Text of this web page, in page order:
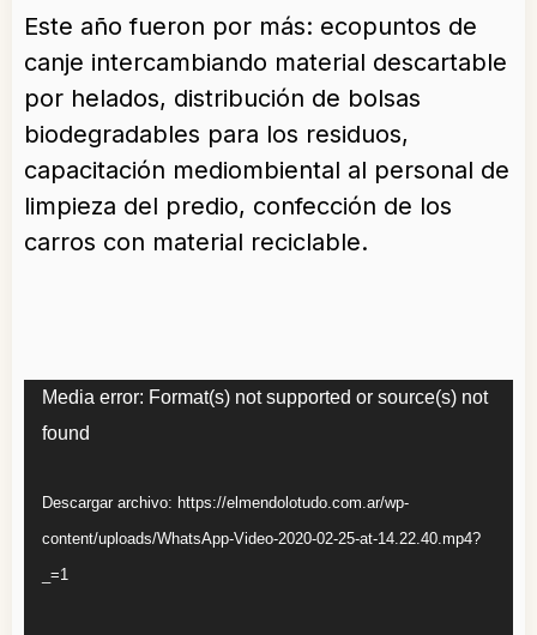
Este año fueron por más: ecopuntos de
canje intercambiando material descartable
por helados, distribución de bolsas
biodegradables para los residuos,
capacitación mediombiental al personal de
limpieza del predio, confección de los
carros con material reciclable.
Reproductor
de
Media error: Format(s) not supported or source(s) not
found
Descargar archivo: https://elmendolotudo.com.ar/wp-
content/uploads/WhatsApp-Video-2020-02-25-at-14.22.40.mp4?
_=1